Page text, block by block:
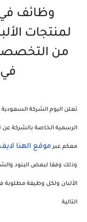
وظائف
لمنتجات
من
تعلن اليوم الشركة السعودية
الرسمية الخاصة بالشركة
معكم عبرموقع الهنا لايف
وذلك وفقا لبعض البنود
الألبان ولكل وظيفة مطلوبة
التالية